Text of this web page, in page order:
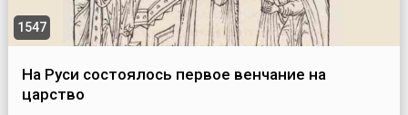
1547
На Руси состоялось первое венчание на
царство